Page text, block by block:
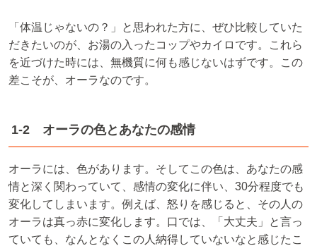
「体温じゃないの？」と思われた方に、ぜひ比較していた
だきたいのが、お湯の入ったコップやカイロです。これら
を近づけた時には、無機質に何も感じないはずです。この
差こそが、オーラなのです。
1-2 オーラの色とあなたの感情
オーラには、色があります。そしてこの色は、あなたの感
情と深く関わっていて、感情の変化に伴い、30分程度でも
変化してしまいます。例えば、怒りを感じると、その人の
オーラは真っ赤に変化します。口では、「大丈夫」と言っ
ていても、なんとなくこの人納得していないなと感じたこ